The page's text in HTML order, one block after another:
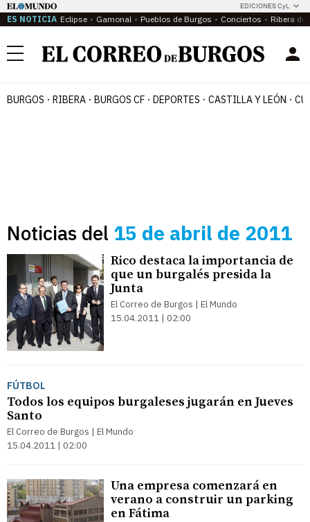
EDICIONES CyL
ES NOTICIA Eclipse Gamonal Pueblos de Burgos Conciertos Ribera del
Menú
BURGOS RIBERA BURGOS CF DEPORTES CASTILLA Y LEÓN
Noticias del 15 de abril de 2011
Rico destaca la importancia de
que un burgalés presida la
Junta
El Correo de Burgos | El Mundo
15.04.2011 | 02:00
FÚTBOL
Todos los equipos burgaleses jugarán en Jueves
Santo
El Correo de Burgos | El Mundo
15.04.2011 | 02:00
Una empresa comenzará en
verano a construir un parking
en Fátima